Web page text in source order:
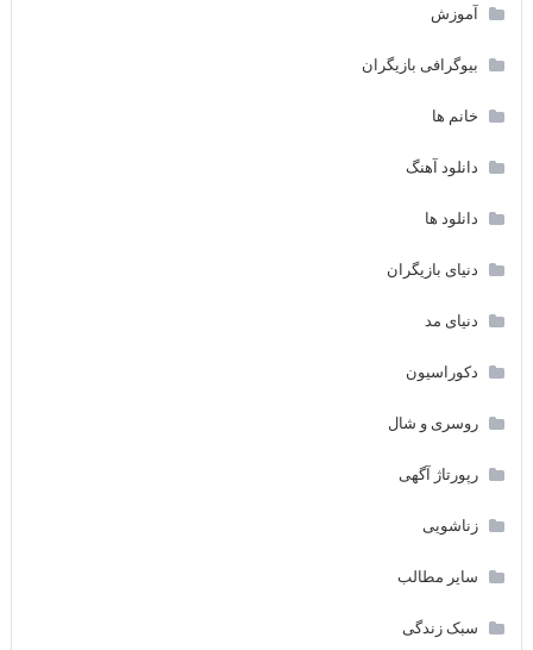
آموزش
بیوگرافی بازیگران
خانم ها
دانلود آهنگ
دانلود ها
دنیای بازیگران
دنیای مد
دکوراسیون
روسری و شال
رپورتاژ آگهی
زناشویی
سایر مطالب
سبک زندگی